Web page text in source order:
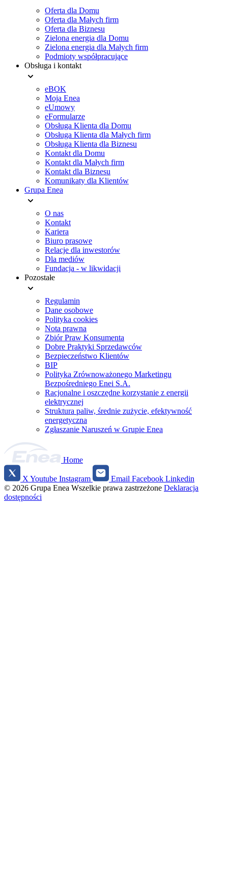
Oferta dla Domu
Oferta dla Małych firm
Oferta dla Biznesu
Zielona energia dla Domu
Zielona energia dla Małych firm
Podmioty współpracujące
Obsługa i kontakt
eBOK
Moja Enea
eUmowy
eFormularze
Obsługa Klienta dla Domu
Obsługa Klienta dla Małych firm
Obsługa Klienta dla Biznesu
Kontakt dla Domu
Kontakt dla Małych firm
Kontakt dla Biznesu
Komunikaty dla Klientów
Grupa Enea
O nas
Kontakt
Kariera
Biuro prasowe
Relacje dla inwestorów
Dla mediów
Fundacja - w likwidacji
Pozostałe
Regulamin
Dane osobowe
Polityka cookies
Nota prawna
Zbiór Praw Konsumenta
Dobre Praktyki Sprzedawców
Bezpieczeństwo Klientów
BIP
Polityka Zrównoważonego Marketingu
Bezpośredniego Enei S.A.
Racjonalne i oszczędne korzystanie z energii
elektrycznej
Struktura paliw, średnie zużycie, efektywność
energetyczna
Zgłaszanie Naruszeń w Grupie Enea
Home
Social
media
X Youtube Instagram Email Facebook Linkedin
© 2026 Grupa Enea Wszelkie prawa zastrzeżone Deklaracja
dostępności